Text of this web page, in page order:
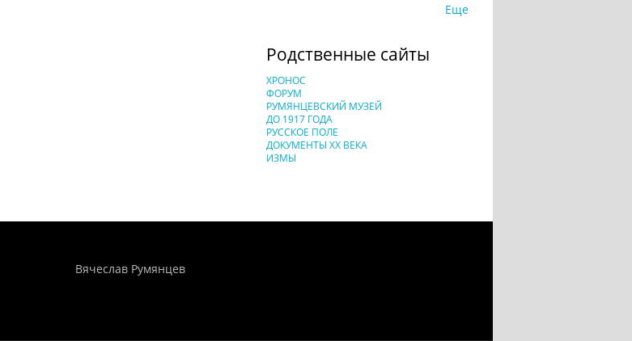
Еще
Родственные сайты
ХРОНОС
ФОРУМ
РУМЯНЦЕВСКИЙ МУЗЕЙ
ДО 1917 ГОДА
РУССКОЕ ПОЛЕ
ДОКУМЕНТЫ XX ВЕКА
ИЗМЫ
Вячеслав Румянцев